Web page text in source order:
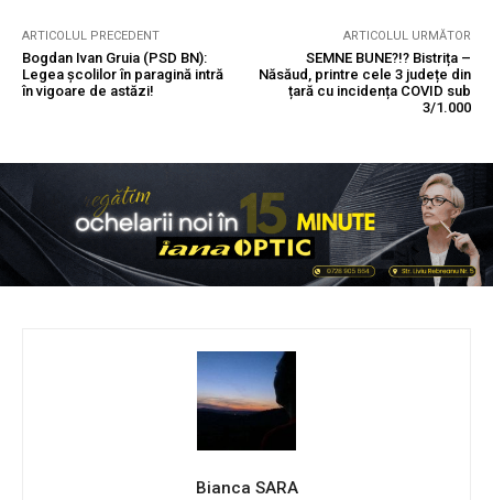
ARTICOLUL PRECEDENT
Bogdan Ivan Gruia (PSD BN):
Legea școlilor în paragină intră
în vigoare de astăzi!
ARTICOLUL URMĂTOR
SEMNE BUNE?!? Bistrița –
Năsăud, printre cele 3 județe din
țară cu incidența COVID sub
3/1.000
Bianca SARA